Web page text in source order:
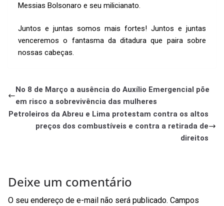
Messias Bolsonaro e seu milicianato.
Juntos e juntas somos mais fortes! Juntos e juntas
venceremos o fantasma da ditadura que paira sobre
nossas cabeças.
No 8 de Março a ausência do Auxílio Emergencial põe
em risco a sobrevivência das mulheres
Petroleiros da Abreu e Lima protestam contra os altos
preços dos combustíveis e contra a retirada de
direitos
Deixe um comentário
O seu endereço de e-mail não será publicado. Campos